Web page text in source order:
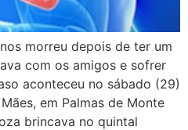
morreu depois de ter um
com os amigos e sofrer
aconteceu no sábado (29)
em Palmas de Monte
brincava no quintal